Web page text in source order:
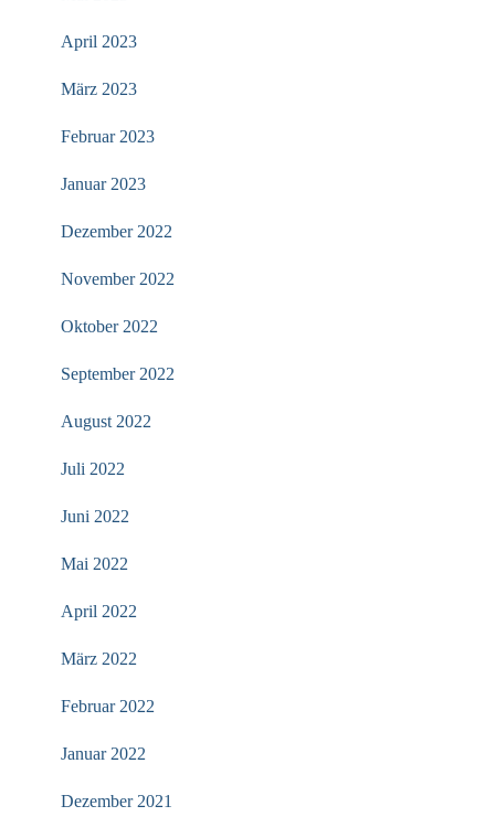
April 2023
März 2023
Februar 2023
Januar 2023
Dezember 2022
November 2022
Oktober 2022
September 2022
August 2022
Juli 2022
Juni 2022
Mai 2022
April 2022
März 2022
Februar 2022
Januar 2022
Dezember 2021